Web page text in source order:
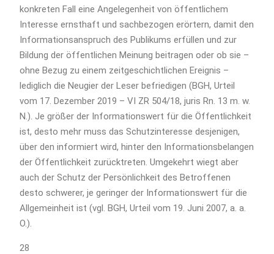
konkreten Fall eine Angelegenheit von öffentlichem
Interesse ernsthaft und sachbezogen erörtern, damit den
Informationsanspruch des Publikums erfüllen und zur
Bildung der öffentlichen Meinung beitragen oder ob sie –
ohne Bezug zu einem zeitgeschichtlichen Ereignis –
lediglich die Neugier der Leser befriedigen (BGH, Urteil
vom 17. Dezember 2019 – VI ZR 504/18, juris Rn. 13 m. w.
N.). Je größer der Informationswert für die Öffentlichkeit
ist, desto mehr muss das Schutzinteresse desjenigen,
über den informiert wird, hinter den Informationsbelangen
der Öffentlichkeit zurücktreten. Umgekehrt wiegt aber
auch der Schutz der Persönlichkeit des Betroffenen
desto schwerer, je geringer der Informationswert für die
Allgemeinheit ist (vgl. BGH, Urteil vom 19. Juni 2007, a. a.
O.).
28